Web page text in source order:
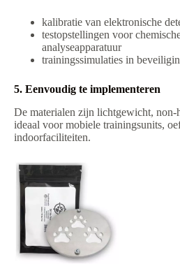
kalibratie van elektronische
testopstellingen voor
analyseapparatuur
trainingssimulaties in
5. Eenvoudig te implementeren
De materialen zijn lichtgewicht, non-
ideaal voor mobiele trainingsunits,
indoorfaciliteiten.